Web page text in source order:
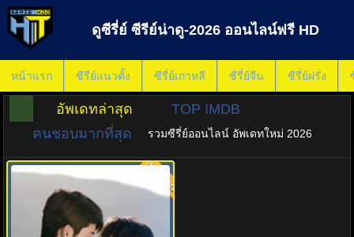
ดูซีรี่ย์ ซีรีย์น่าดู-2026 ออนไลน์ฟรี HD
หน้าแรก ซีรีย์แนวตั้ง ซีรี่ย์เกาหลี ซีรี่ย์จีน ซีรี่ย์ฝรั่ง
อัพเดทล่าสุด
TOP IMDB
คนชอบมากที่สุด
รวมซีรี่ย์ออนไลน์ อัพเดทใหม่ 2026
พากย์ไทย